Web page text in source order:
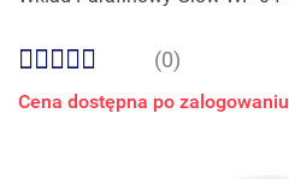
(0)
Cena dostępna po zalogowaniu